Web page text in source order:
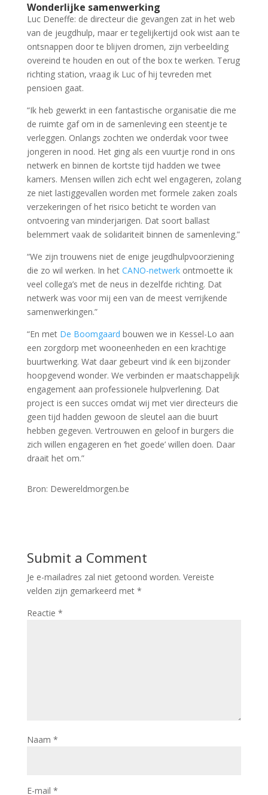
Wonderlijke samenwerking
Luc Deneffe: de directeur die gevangen zat in het web
van de jeugdhulp, maar er tegelijkertijd ook wist aan te
ontsnappen door te blijven dromen, zijn verbeelding
overeind te houden en out of the box te werken. Terug
richting station, vraag ik Luc of hij tevreden met
pensioen gaat.
“Ik heb gewerkt in een fantastische organisatie die me
de ruimte gaf om in de samenleving een steentje te
verleggen. Onlangs zochten we onderdak voor twee
jongeren in nood. Het ging als een vuurtje rond in ons
netwerk en binnen de kortste tijd hadden we twee
kamers. Mensen willen zich echt wel engageren, zolang
ze niet lastiggevallen worden met formele zaken zoals
verzekeringen of het risico beticht te worden van
ontvoering van minderjarigen. Dat soort ballast
belemmert vaak de solidariteit binnen de samenleving.”
“We zijn trouwens niet de enige jeugdhulpvoorziening
die zo wil werken. In het CANO-netwerkontmoette ik
veel collega’s met de neus in dezelfde richting. Dat
netwerk was voor mij een van de meest verrijkende
samenwerkingen.”
“En met De Boomgaard bouwen we in Kessel-Lo aan
een zorgdorp met wooneenheden en een krachtige
buurtwerking. Wat daar gebeurt vind ik een bijzonder
hoopgevend wonder. We verbinden er maatschappelijk
engagement aan professionele hulpverlening. Dat
project is een succes omdat wij met vier directeurs die
geen tijd hadden gewoon de sleutel aan die buurt
hebben gegeven. Vertrouwen en geloof in burgers die
zich willen engageren en ‘het goede’ willen doen. Daar
draait het om.”
Bron: Dewereldmorgen.be
Submit a Comment
Je e-mailadres zal niet getoond worden. Vereiste
velden zijn gemarkeerd met *
Reactie *
Naam *
E-mail *